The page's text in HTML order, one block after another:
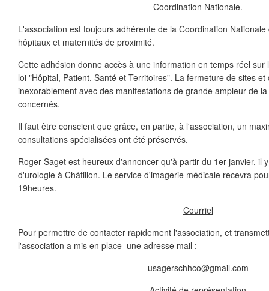
Coordination Nationale.
L'association est toujours adhérente de la Coordination
hôpitaux et maternités de proximité.
Cette adhésion donne accès à une information en temps réel sur
loi "Hôpital, Patient, Santé et Territoires". La fermeture de sites
inexorablement avec des manifestations de grande ampleur de
concernés.
Il faut être conscient que grâce, en partie, à l'association, un
consultations spécialisées ont été préservés.
Roger Saget est heureux d'annoncer qu'à partir du 1er janvier, il
d'urologie à Châtillon. Le service d'imagerie médicale recevra
19heures.
Courriel
Pour permettre de contacter rapidement l'association, et
l'association a mis en place une adresse mail :
usagerschhco@gmail.com